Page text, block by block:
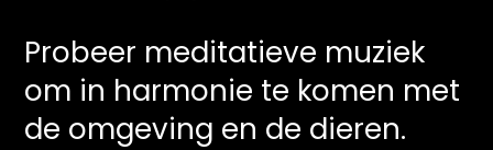
Probeer meditatieve muziek
om in harmonie te komen met
de omgeving en de dieren.